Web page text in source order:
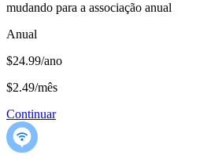
mudando para a associação anual
Anual
$24.99/ano
$2.49/mês
Continuar